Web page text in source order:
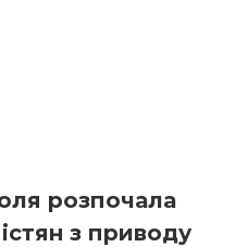
розпочала
з приводу